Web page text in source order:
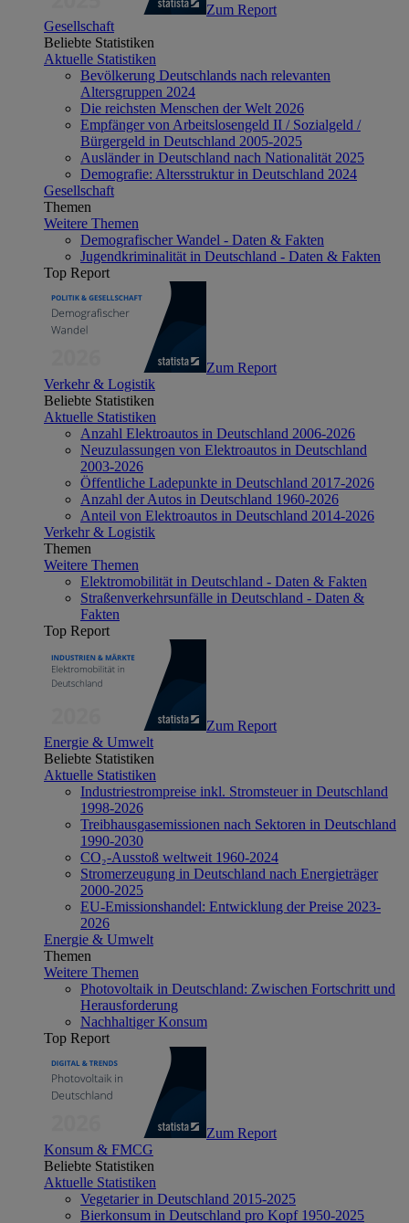
Zum Report
Gesellschaft
Beliebte Statistiken
Aktuelle Statistiken
Bevölkerung Deutschlands nach relevanten
Altersgruppen 2024
Die reichsten Menschen der Welt 2026
Empfänger von Arbeitslosengeld II / Sozialgeld /
Bürgergeld in Deutschland 2005-2025
Ausländer in Deutschland nach Nationalität 2025
Demografie: Altersstruktur in Deutschland 2024
Gesellschaft
Themen
Weitere Themen
Demografischer Wandel - Daten & Fakten
Jugendkriminalität in Deutschland - Daten & Fakten
Top Report
Zum Report
Verkehr & Logistik
Beliebte Statistiken
Aktuelle Statistiken
Anzahl Elektroautos in Deutschland 2006-2026
Neuzulassungen von Elektroautos in Deutschland
2003-2026
Öffentliche Ladepunkte in Deutschland 2017-2026
Anzahl der Autos in Deutschland 1960-2026
Anteil von Elektroautos in Deutschland 2014-2026
Verkehr & Logistik
Themen
Weitere Themen
Elektromobilität in Deutschland - Daten & Fakten
Straßenverkehrsunfälle in Deutschland - Daten &
Fakten
Top Report
Zum Report
Energie & Umwelt
Beliebte Statistiken
Aktuelle Statistiken
Industriestrompreise inkl. Stromsteuer in Deutschland
1998-2026
Treibhausgasemissionen nach Sektoren in Deutschland
1990-2030
CO₂-Ausstoß weltweit 1960-2024
Stromerzeugung in Deutschland nach Energieträger
2000-2025
EU-Emissionshandel: Entwicklung der Preise 2023-
2026
Energie & Umwelt
Themen
Weitere Themen
Photovoltaik in Deutschland: Zwischen Fortschritt und
Herausforderung
Nachhaltiger Konsum
Top Report
Zum Report
Konsum & FMCG
Beliebte Statistiken
Aktuelle Statistiken
Vegetarier in Deutschland 2015-2025
Bierkonsum in Deutschland pro Kopf 1950-2025